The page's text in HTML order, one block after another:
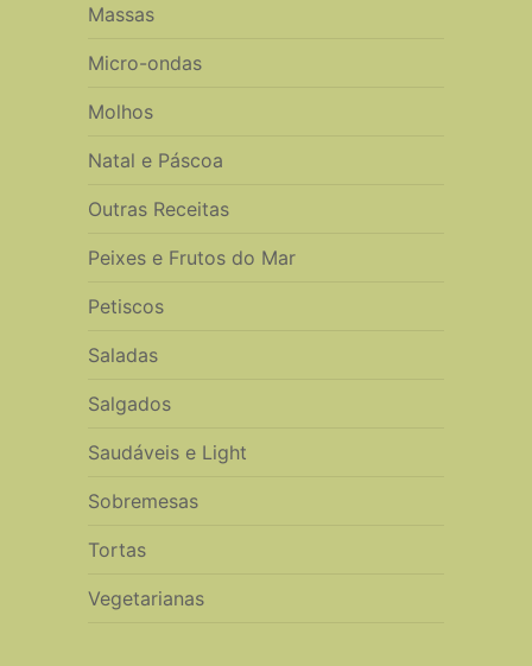
Massas
Micro-ondas
Molhos
Natal e Páscoa
Outras Receitas
Peixes e Frutos do Mar
Petiscos
Saladas
Salgados
Saudáveis e Light
Sobremesas
Tortas
Vegetarianas